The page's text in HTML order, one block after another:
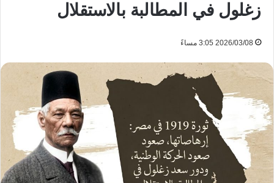
زغلول في المطالبة بالاستقلال
2026/03/08 3:05 مساءً